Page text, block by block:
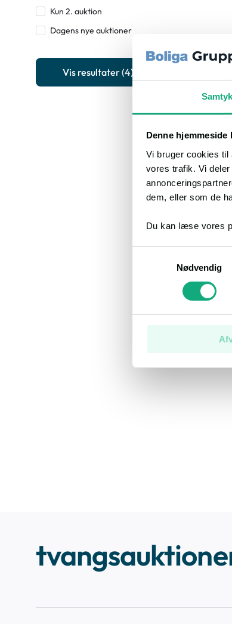
Denne
Vi bruger cookies til
vores trafik. Vi
dem, eller som de
Du kan læse vores
Nødvendig
Kun 2. auktion
Dagens nye auktioner
Vis resultater(4)